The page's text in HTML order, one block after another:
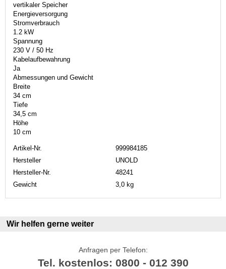
vertikaler Speicher
Energieversorgung
Stromverbrauch
1.2 kW
Spannung
230 V / 50 Hz
Kabelaufbewahrung
Ja
Abmessungen und Gewicht
Breite
34 cm
Tiefe
34,5 cm
Höhe
10 cm
Artikel-Nr.
999984185
Hersteller
UNOLD
Hersteller-Nr.
48241
Gewicht
3,0 kg
Wir helfen gerne weiter
Anfragen per Telefon:
Tel. kostenlos: 0800 - 012 390